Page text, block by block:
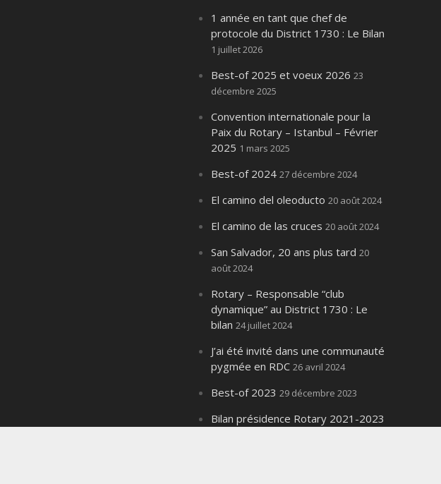
1 année en tant que chef de
protocole du District 1730 : Le Bilan
1 juillet 2026
Best-of 2025 et voeux 2026 23
décembre 2025
Convention internationale pour la
Paix du Rotary – Istanbul – Février
2025 1 mars 2025
Best-of 2024 27 décembre 2024
El camino del oleoducto 20 août 2024
El camino de las cruces 20 août 2024
San Salvador, 20 ans plus tard 20
août 2024
Rotary – Responsable “club
dynamique” au District 1730 : Le
bilan 24 juillet 2024
J’ai été invité dans une communauté
pygmée en RDC 26 avril 2024
Best-of 2023 29 décembre 2023
Bilan présidence Rotary 2021-2023